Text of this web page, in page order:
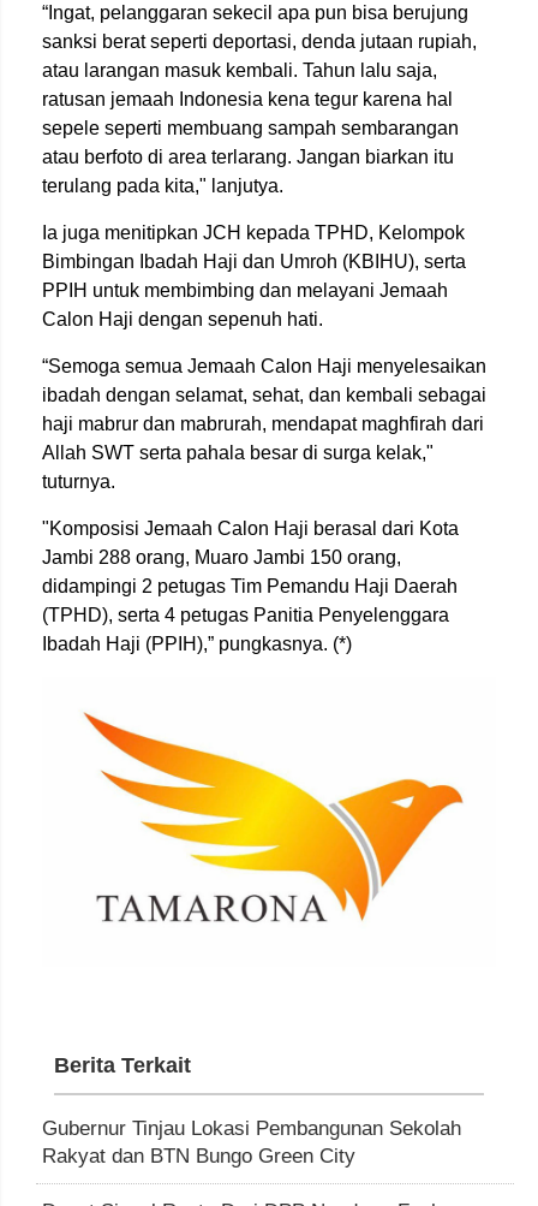
“Ingat, pelanggaran sekecil apa pun bisa berujung
sanksi berat seperti deportasi, denda jutaan rupiah,
atau larangan masuk kembali. Tahun lalu saja,
ratusan jemaah Indonesia kena tegur karena hal
sepele seperti membuang sampah sembarangan
atau berfoto di area terlarang. Jangan biarkan itu
terulang pada kita," lanjutya.
Ia juga menitipkan JCH kepada TPHD, Kelompok
Bimbingan Ibadah Haji dan Umroh (KBIHU), serta
PPIH untuk membimbing dan melayani Jemaah
Calon Haji dengan sepenuh hati.
“Semoga semua Jemaah Calon Haji menyelesaikan
ibadah dengan selamat, sehat, dan kembali sebagai
haji mabrur dan mabrurah, mendapat maghfirah dari
Allah SWT serta pahala besar di surga kelak,"
tuturnya.
"Komposisi Jemaah Calon Haji berasal dari Kota
Jambi 288 orang, Muaro Jambi 150 orang,
didampingi 2 petugas Tim Pemandu Haji Daerah
(TPHD), serta 4 petugas Panitia Penyelenggara
Ibadah Haji (PPIH),” pungkasnya. (*)
Berita Terkait
Gubernur Tinjau Lokasi Pembangunan Sekolah
Rakyat dan BTN Bungo Green City